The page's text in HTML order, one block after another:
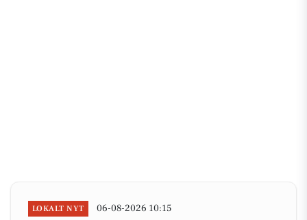
LOKALT NYT 06-08-2026 10:15